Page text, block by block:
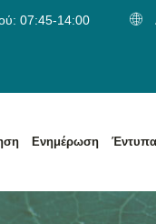
07:45-14:00
Ενημέρωση Έντυπα